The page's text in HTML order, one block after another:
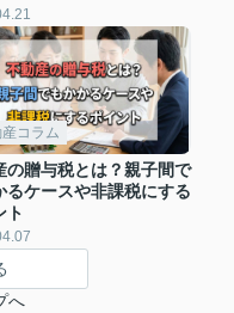
コラム
の贈与税とは？親子間で
るケースや非課税にする
ト
へ